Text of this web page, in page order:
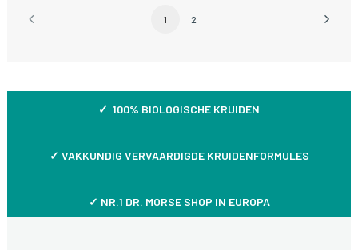
1 2
✓ 100% BIOLOGISCHE KRUIDEN
✓ VAKKUNDIG VERVAARDIGDE KRUIDENFORMULES
✓ NR.1 DR. MORSE SHOP IN EUROPA